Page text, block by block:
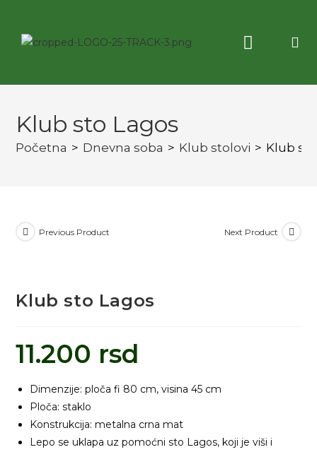
Klub sto Lagos
Početna > Dnevna soba > Klub stolovi > Klub
Previous Product Next Product
Klub sto Lagos
11.200 rsd
Dimenzije: ploča fi 80 cm, visina 45 cm
Ploča: staklo
Konstrukcija: metalna crna mat
Lepo se uklapa uz pomoćni sto Lagos, koji je viši i